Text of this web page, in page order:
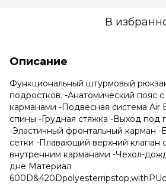
В
Описание
Функциональный штурмовый
подростков. -Анатомический пояс
карманами -Подвесная система Air
спины -Грудная стяжка -Выход под
-Эластичный фронтальный карман -
сетки -Плавающий верхний клапан
внутренним карманами -Чехол-
дне Материал